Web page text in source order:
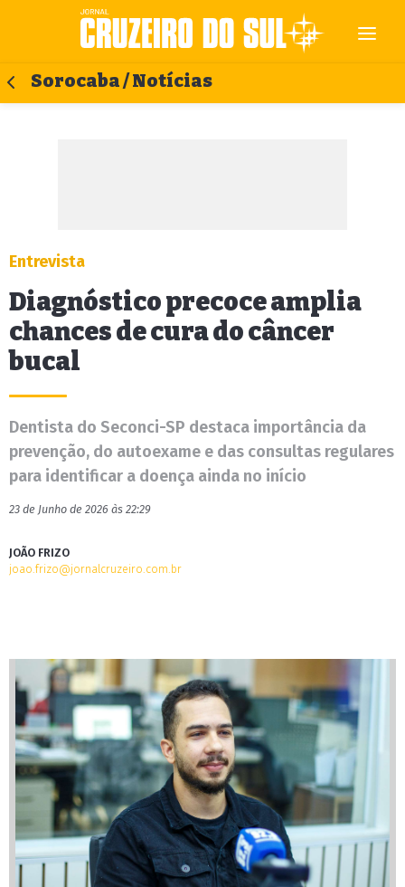
Sorocaba / Notícias
Entrevista
Diagnóstico precoce amplia
chances de cura do câncer
bucal
Dentista do Seconci-SP destaca importância da
prevenção, do autoexame e das consultas regulares
para identificar a doença ainda no início
23 de Junho de 2026 às 22:29
JOÃO FRIZO
joao.frizo@jornalcruzeiro.com.br